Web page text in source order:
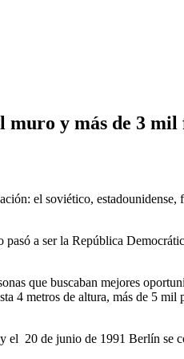
muro y más de 3
el soviético, estadounidense,
a ser la República
que buscaban mejores
4 metros de altura, más de 5 mil
20 de junio de 1991 Berlín se